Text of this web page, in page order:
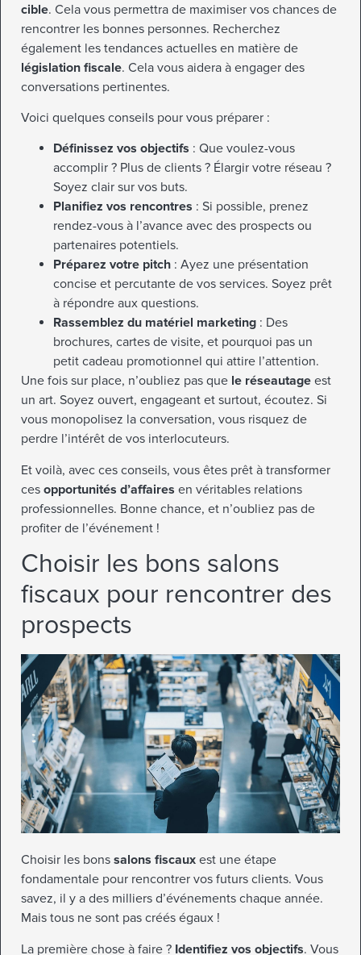
cible. Cela vous permettra de maximiser vos chances de
rencontrer les bonnes personnes. Recherchez
également les tendances actuelles en matière de
législation fiscale. Cela vous aidera à engager des
conversations pertinentes.
Voici quelques conseils pour vous préparer :
Définissez vos objectifs : Que voulez-vous
accomplir ? Plus de clients ? Élargir votre réseau ?
Soyez clair sur vos buts.
Planifiez vos rencontres : Si possible, prenez
rendez-vous à l’avance avec des prospects ou
partenaires potentiels.
Préparez votre pitch : Ayez une présentation
concise et percutante de vos services. Soyez prêt
à répondre aux questions.
Rassemblez du matériel marketing : Des
brochures, cartes de visite, et pourquoi pas un
petit cadeau promotionnel qui attire l’attention.
Une fois sur place, n’oubliez pas que le réseautage est
un art. Soyez ouvert, engageant et surtout, écoutez. Si
vous monopolisez la conversation, vous risquez de
perdre l’intérêt de vos interlocuteurs.
Et voilà, avec ces conseils, vous êtes prêt à transformer
ces opportunités d’affaires en véritables relations
professionnelles. Bonne chance, et n’oubliez pas de
profiter de l’événement !
Choisir les bons salons
fiscaux pour rencontrer des
prospects
Choisir les bons salons fiscaux est une étape
fondamentale pour rencontrer vos futurs clients. Vous
savez, il y a des milliers d’événements chaque année.
Mais tous ne sont pas créés égaux !
La première chose à faire ? Identifiez vos objectifs. Vous